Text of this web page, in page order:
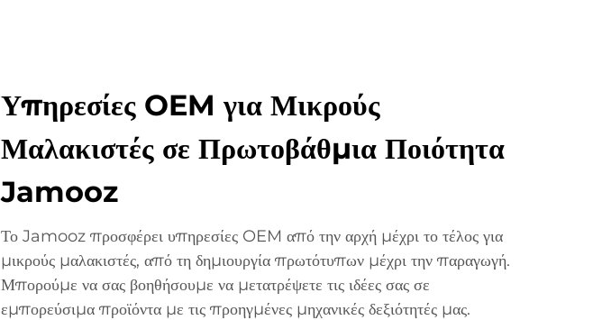
Υπηρεσίες OEM για Μικρούς
Μαλακιστές σε Πρωτοβάθμια Ποιότητα
Jamooz
Το Jamooz προσφέρει υπηρεσίες OEM από την αρχή μέχρι το τέλος για
μικρούς μαλακιστές, από τη δημιουργία πρωτότυπων μέχρι την παραγωγή.
Μπορούμε να σας βοηθήσουμε να μετατρέψετε τις ιδέες σας σε
εμπορεύσιμα προϊόντα με τις προηγμένες μηχανικές δεξιότητές μας.